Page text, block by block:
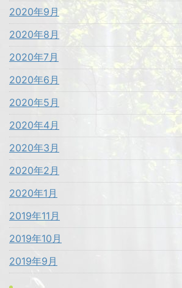
2020年9月
2020年8月
2020年7月
2020年6月
2020年5月
2020年4月
2020年3月
2020年2月
2020年1月
2019年11月
2019年10月
2019年9月